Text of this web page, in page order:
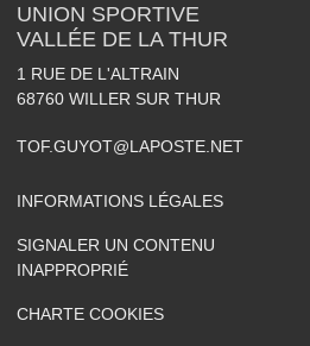
UNION SPORTIVE
VALLÉE DE LA THUR
1 RUE DE L'ALTRAIN
68760 WILLER SUR THUR
TOF.GUYOT@LAPOSTE.NET
INFORMATIONS LÉGALES
SIGNALER UN CONTENU
INAPPROPRIÉ
CHARTE COOKIES